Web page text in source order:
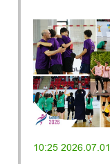
10:25 2026.07.01